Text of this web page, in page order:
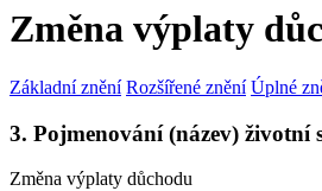
Změna výplaty
Základní znění Rozšířené znění Úplné
3. Pojmenování (název) životní
Změna výplaty důchodu